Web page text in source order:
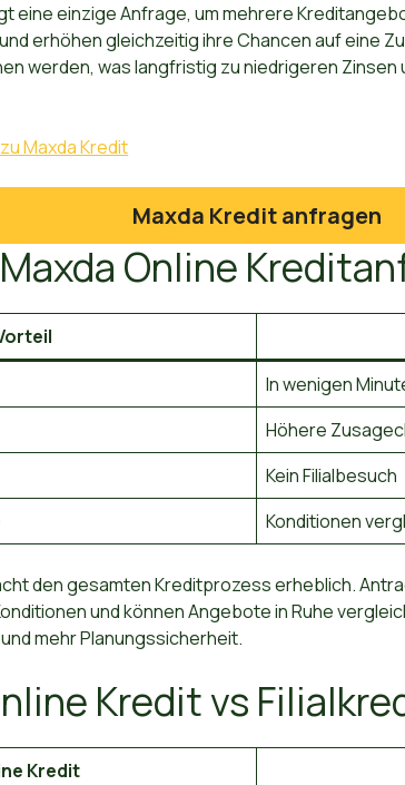
eine einzige Anfrage, um mehrere
erhöhen gleichzeitig ihre Chancen auf eine
werden, was langfristig zu niedrigeren
Maxda Kredit
Maxda Kredit anfragen
Online
In wenigen
Höhere
Kein Filialbesuch
Konditionen
den gesamten Kreditprozess erheblich.
und können Angebote in Ruhe
mehr Planungssicherheit.
Kredit vs
Kredit